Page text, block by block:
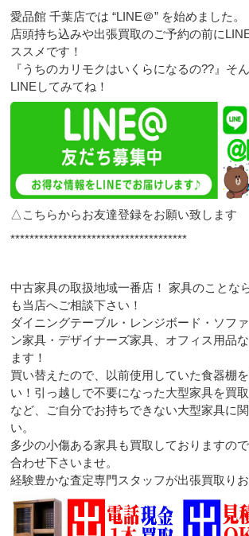
愛品館 千葉店では “LINE＠” を始めました。
店頭持ち込みや出張買取のご予約の前に
ススメです！
『うちのカリモクはいくらになるの??』そ
LINEしてみてね！
△こちらからお友達登録をお願い致します
*************************************
中古家具の取扱地域一番店！ 家具のことな
も当店へご相談下さい！
ダイニングテーブル・レンジボード・ソフ
ン家具・デザイナーズ家具、オフィス用品
ます！
買い替えたので、以前使用していた食器棚
い！引っ越しで不要になった大型家具を買
など、ご自分でお持ちできない大型家具に
い。
多少の小傷ある家具も買取しておりますの
合わせ下さいませ。
経験豊かな査定専門スタッフが出張買取り